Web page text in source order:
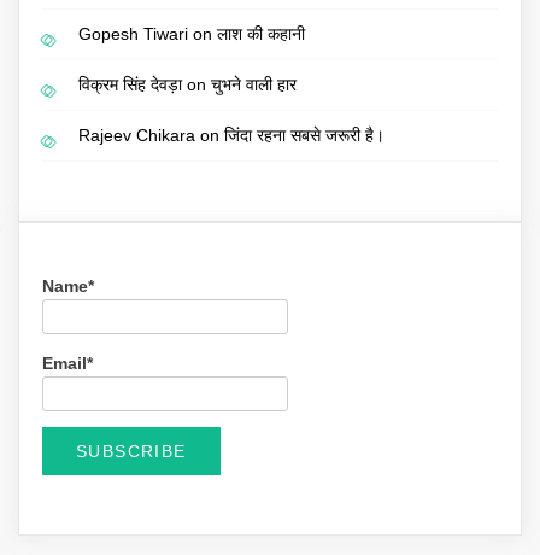
Gopesh Tiwari on लाश की कहानी
विक्रम सिंह देवड़ाon चुभने वाली हार
Rajeev Chikara on जिंदा रहना सबसे जरूरी है।
Name*
Email*